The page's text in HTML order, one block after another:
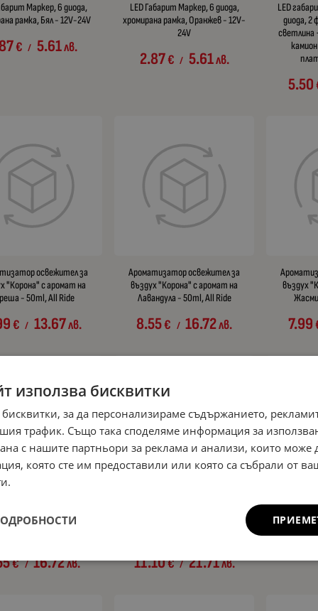
Маркер, 6 диода,
рамка, Бял - 12V-24V
€ / 5.61лв.
LED Габарит Маркер, 6 диода,
хромирана рамка, Оранжев - 12V-
24V
2.87€ / 5.61лв.
LED
диода, 2
светлина
5.50
освежител за
"Корона" с аромат на
- 50ml, All Ride
€ / 13.67лв.
Ароматизатор освежител за
въздух "Корона" с аромат на
Лавандула - 50ml, All Ride
8.55€ / 16.72лв.
въздух
7.99
с аромат на Нова
€ / 16.72лв. 11.10€ / 21.71лв.
и перо
използва бисквитки
за да персонализираме съдържанието,
трафик. Също така споделяме информация за
с нашите партньори за реклама и анализи, които може
която сте им предоставили или която са събрали от